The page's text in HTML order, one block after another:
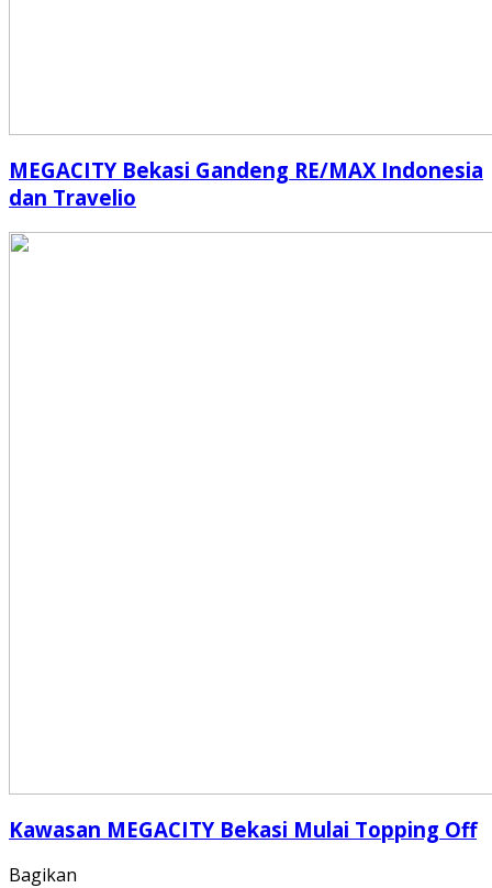
MEGACITY Bekasi Gandeng RE/MAX Indonesia
dan Travelio
Kawasan MEGACITY Bekasi Mulai Topping Off
Bagikan